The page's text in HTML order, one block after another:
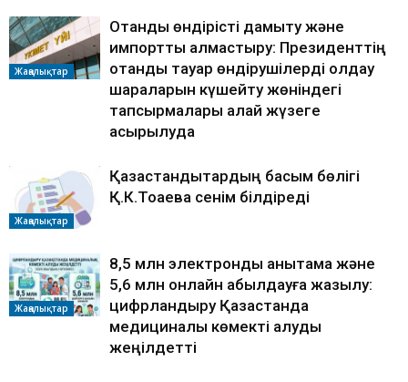
Жаңалықтар
Отандық өндірісті дамыту және
импортты алмастыру: Президенттің
отандық тауар өндірушілерді қолдау
шараларын күшейту жөніндегі
тапсырмалары қалай жүзеге
асырылуда
Жаңалықтар
Қазақстандықтардың басым бөлігі
Қ.К.Тоқаевқа сенім білдіреді
Жаңалықтар
8,5 млн электрондық анықтама және
5,6 млн онлайн қабылдауға жазылу:
цифрландыру Қазақстанда
медициналық көмекті алуды
жеңілдетті